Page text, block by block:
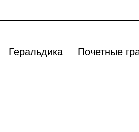
Геральдика Почетные